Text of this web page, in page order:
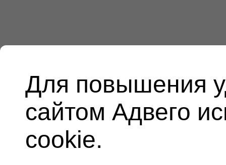
Для повышения
сайтом Адвего
cookie.